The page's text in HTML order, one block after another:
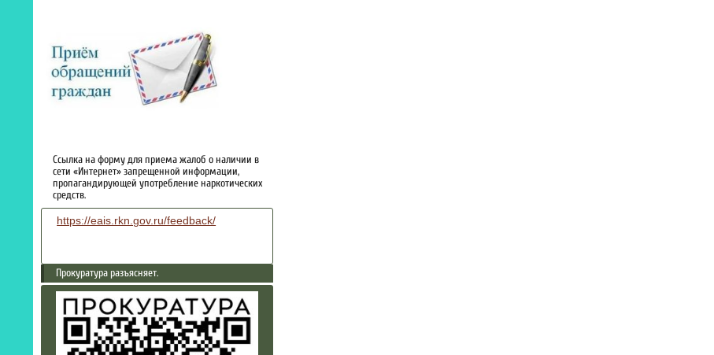
Ссылка на форму для приема жалоб о наличии в
сети «Интернет» запрещенной информации,
пропагандирующей употребление наркотических
средств.
https://eais.rkn.gov.ru/feedback/
Прокуратура разъясняет.